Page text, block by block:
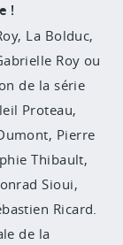
!
La Bolduc,
Roy ou
de la série
Proteau,
Pierre
Thibault,
Sioui,
Ricard.
de la